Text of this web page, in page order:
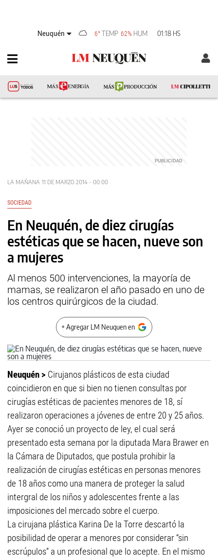
Neuquén 6° TEMP 62% HUM 01:18 HS
LA MAÑANA 11 DE MARZO 2014 - 00:00
SOCIEDAD
En Neuquén, de diez cirugías
estéticas que se hacen, nueve son
a mujeres
Al menos 500 intervenciones, la mayoría de
mamas, se realizaron el año pasado en uno de
los centros quirúrgicos de la ciudad.
+ Agregar LM Neuquen en
Neuquén > Cirujanos plásticos de esta ciudad
coincidieron en que si bien no tienen consultas por
cirugías estéticas de pacientes menores de 18, sí
realizaron operaciones a jóvenes de entre 20 y 25 años.
Ayer se conoció un proyecto de ley, el cual será
presentado esta semana por la diputada Mara Brawer en
la Cámara de Diputados, que postula prohibir la
realización de cirugías estéticas en personas menores
de 18 años como una manera de proteger la salud
intergral de los niños y adolescentes frente a las
imposiciones del mercado sobre el cuerpo.
La cirujana plástica Karina De la Torre descartó la
posibilidad de operar a menores por considerar “sin
escrúpulos” a un profesional que lo acepte. En el mismo